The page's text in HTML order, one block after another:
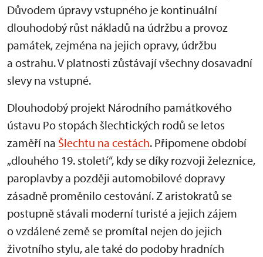
Důvodem úpravy vstupného je kontinuální
dlouhodobý růst nákladů na údržbu a provoz
památek, zejména na jejich opravy, údržbu
a ostrahu. V platnosti zůstávají všechny dosavadní
slevy na vstupné.
Dlouhodobý projekt Národního památkového
ústavu Po stopách šlechtických rodů se letos
zaměří na Šlechtu na cestách. Připomene období
„dlouhého 19. století“, kdy se díky rozvoji železnice,
paroplavby a později automobilové dopravy
zásadně proměnilo cestování. Z aristokratů se
postupně stávali moderní turisté a jejich zájem
o vzdálené země se promítal nejen do jejich
životního stylu, ale také do podoby hradních